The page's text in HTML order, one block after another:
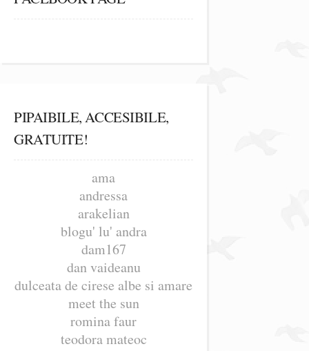
PIPAIBILE, ACCESIBILE,
GRATUITE!
ama
andressa
arakelian
blogu' lu' andra
dam167
dan vaideanu
dulceata de cirese albe si amare
meet the sun
romina faur
teodora mateoc